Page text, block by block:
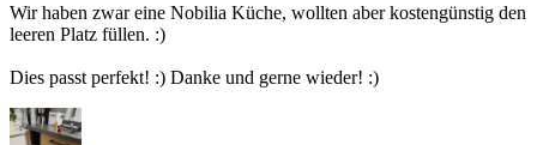
Wir haben zwar eine Nobilia Küche, wollten aber kostengünstig den
leeren Platz füllen. :)
Dies passt perfekt! :) Danke und gerne wieder! :)